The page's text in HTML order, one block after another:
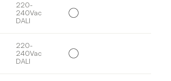
220-
240Vac
DALI
220-
240Vac
DALI